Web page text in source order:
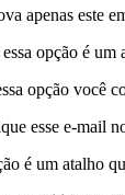
apenas este
essa opção é um
opção você
esse e-mail
é um atalho